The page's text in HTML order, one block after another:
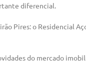
diferencial.
Pires: o Residencial
do mercado